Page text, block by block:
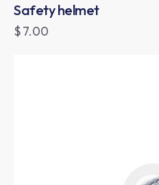
Safety helmet
$7.00